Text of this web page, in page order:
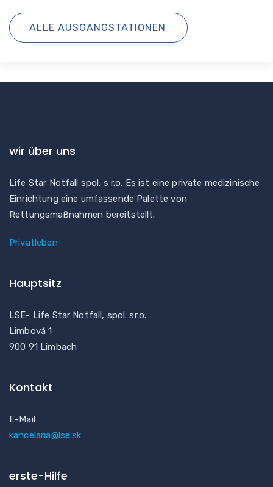
ALLE AUSGANGSTATIONEN
wir über uns
Life Star Notfall spol. s r.o. Es ist eine private medizinische
Einrichtung eine umfassende Palette von
Rettungsmaßnahmen bereitstellt.
Privatleben
Hauptsitz
LSE- Life Star Notfall, spol. sr.o.
Limbová 1
900 91 Limbach
Kontakt
E-Mail
kancelaria@lse.sk
erste-Hilfe